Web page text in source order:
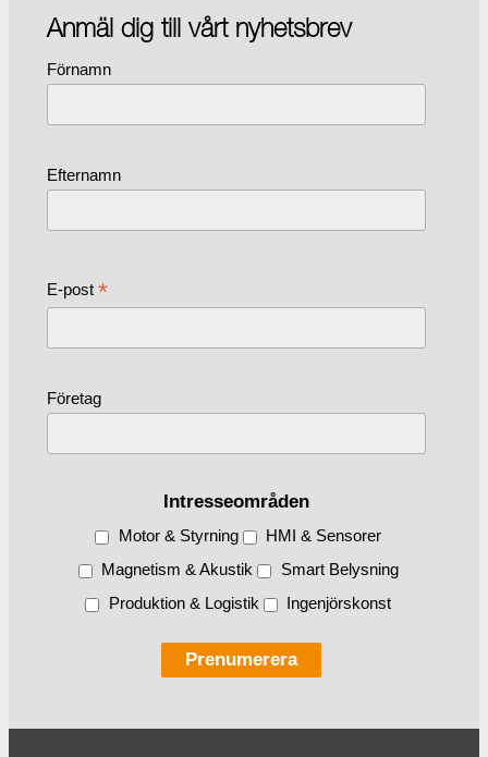
Anmäl dig till vårt nyhetsbrev
Förnamn
Efternamn
E-post *
Företag
Intresseområden
Motor & Styrning
HMI & Sensorer
Magnetism & Akustik
Smart Belysning
Produktion & Logistik
Ingenjörskonst